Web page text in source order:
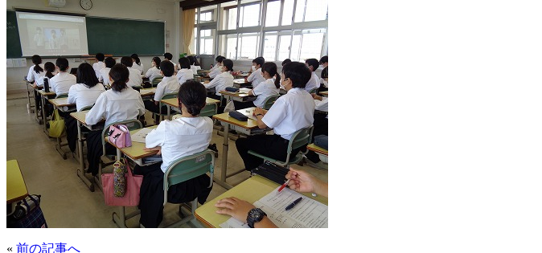
« 前の記事へ